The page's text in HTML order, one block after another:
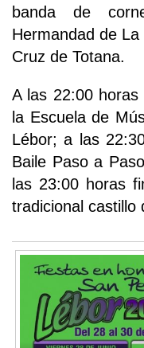
banda de
Hermandad de
Cruz de Totana.
A las 22:00
la Escuela de
Lébor; a las
Baile Paso a
las 23:00 horas
tradicional castillo